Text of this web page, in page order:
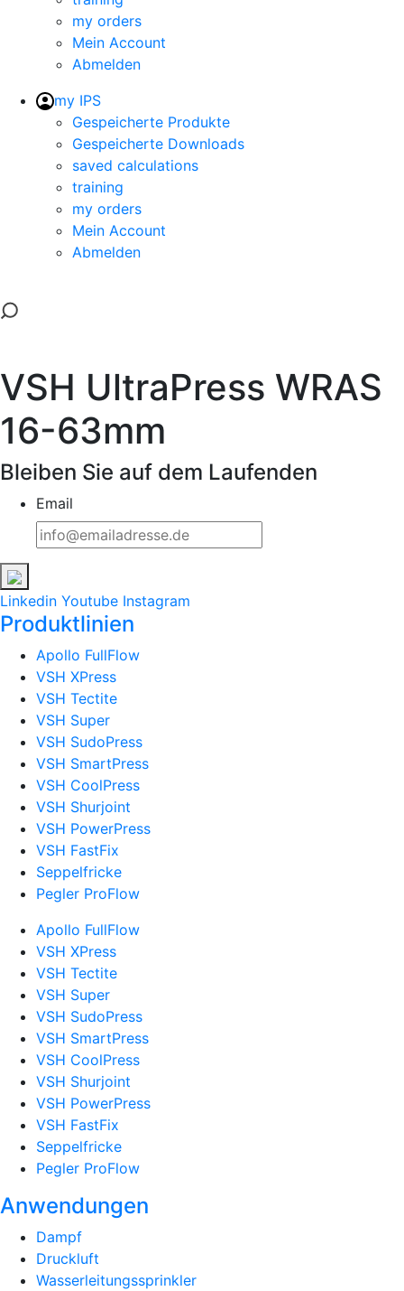
my orders
Mein Account
Abmelden
my IPS
Gespeicherte Produkte
Gespeicherte Downloads
saved calculations
training
my orders
Mein Account
Abmelden
VSH UltraPress WRAS
16-63mm
Bleiben Sie auf dem Laufenden
Email
Linkedin Youtube Instagram
Produktlinien
Apollo FullFlow
VSH XPress
VSH Tectite
VSH Super
VSH SudoPress
VSH SmartPress
VSH CoolPress
VSH Shurjoint
VSH PowerPress
VSH FastFix
Seppelfricke
Pegler ProFlow
Apollo FullFlow
VSH XPress
VSH Tectite
VSH Super
VSH SudoPress
VSH SmartPress
VSH CoolPress
VSH Shurjoint
VSH PowerPress
VSH FastFix
Seppelfricke
Pegler ProFlow
Anwendungen
Dampf
Druckluft
Wasserleitungssprinkler